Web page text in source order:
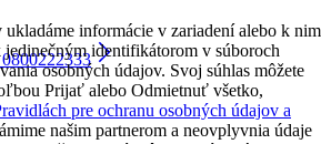
informácie v zariadení alebo k nim
identifikátorom v súboroch
osobných údajov. Svoj súhlas môžete
Prijať alebo Odmietnuť všetko,
pre ochranu osobných údajov a
našim partnerom a neovplyvnia údaje